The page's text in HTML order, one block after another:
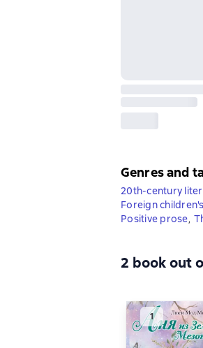
Genres and
20th-century
Foreign
Positive prose,
2 book out